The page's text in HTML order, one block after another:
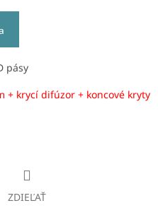
pásy
+ krycí difúzor + koncové kryty
ZDIEĽAŤ